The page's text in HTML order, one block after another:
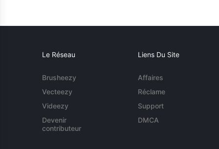
Le Réseau
Brusheezy
Vecteezy
Videezy
Devenir
contributeur
Liens Du Site
Affaires
Réclame
Support
DMCA